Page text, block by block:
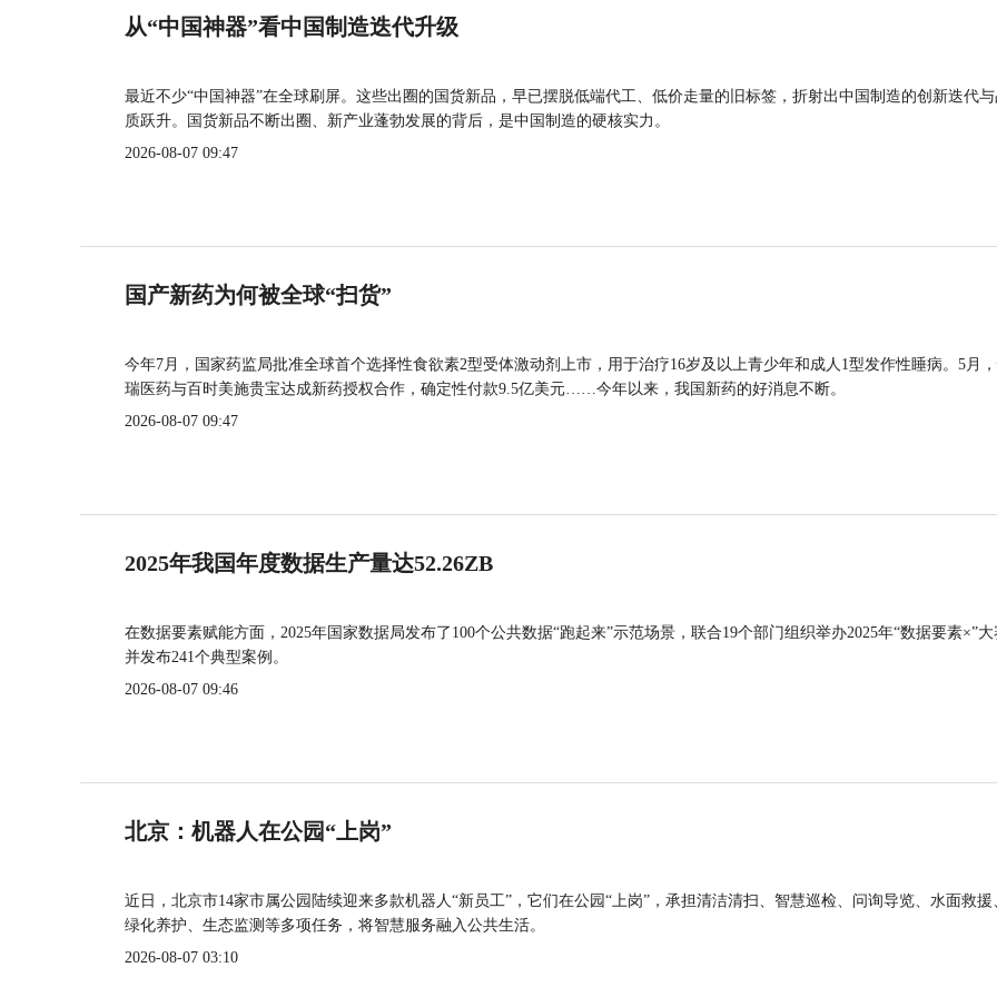
从“中国神器”看中国制造迭代升级
最近不少“中国神器”在全球刷屏。这些出圈的国货新品，早已摆脱低端代工、低价走量的旧标签，折射出中国制造的创新迭代
质跃升。国货新品不断出圈、新产业蓬勃发展的背后，是中国制造的硬核实力。
2026-08-07 09:47
国产新药为何被全球“扫货”
今年7月，国家药监局批准全球首个选择性食欲素2型受体激动剂上市，用于治疗16岁及以上青少年和成人1型发作性睡病。5月
瑞医药与百时美施贵宝达成新药授权合作，确定性付款9.5亿美元……今年以来，我国新药的好消息不断。
2026-08-07 09:47
2025年我国年度数据生产量达52.26ZB
在数据要素赋能方面，2025年国家数据局发布了100个公共数据“跑起来”示范场景，联合19个部门组织举办2025年“数据要素×”大
并发布241个典型案例。
2026-08-07 09:46
北京：机器人在公园“上岗”
近日，北京市14家市属公园陆续迎来多款机器人“新员工”，它们在公园“上岗”，承担清洁清扫、智慧巡检、问询导览、水面救援
绿化养护、生态监测等多项任务，将智慧服务融入公共生活。
2026-08-07 03:10